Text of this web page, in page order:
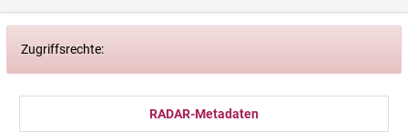
Zugriffsrechte:
RADAR-Metadaten